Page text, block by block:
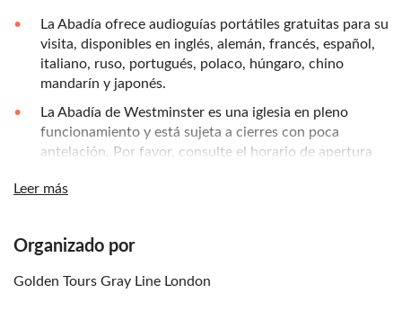
La Abadía ofrece audioguías portátiles gratuitas para su
visita, disponibles en inglés, alemán, francés, español,
italiano, ruso, portugués, polaco, húngaro, chino
mandarín y japonés.
La Abadía de Westminster es una iglesia en pleno
funcionamiento y está sujeta a cierres con poca
antelación. Por favor, consulte el horario de apertura
Abadía pueden ser más largas durante la temporada
alta, especialmente en julio y agosto.
No hay audioguías disponibles los miércoles a partir de
Leer más
Organizado por
Golden Tours Gray Line London